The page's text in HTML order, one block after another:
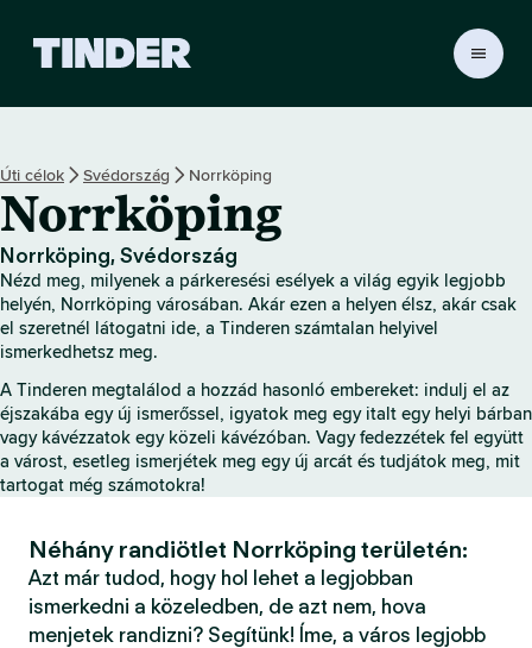
r
K
e
z
d
ő
o
a
l
Úti célok Svédország Norrköping
Norrköping
Norrköping, Svédország
Nézd meg, milyenek a párkeresési esélyek a világ egyik legjobb
helyén, Norrköping városában. Akár ezen a helyen élsz, akár csak
el szeretnél látogatni ide, a Tinderen számtalan helyivel
ismerkedhetsz meg.
A Tinderen megtalálod a hozzád hasonló embereket: indulj el az
éjszakába egy új ismerőssel, igyatok meg egy italt egy helyi bárban
vagy kávézzatok egy közeli kávézóban. Vagy fedezzétek fel együtt
a várost, esetleg ismerjétek meg egy új arcát és tudjátok meg, mit
tartogat még számotokra!
Néhány randiötlet Norrköping területén:
Azt már tudod, hogy hol lehet a legjobban
ismerkedni a közeledben, de azt nem, hova
menjetek randizni? Segítünk! Íme, a város legjobb